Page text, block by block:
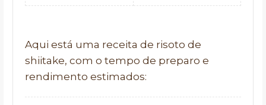
Aqui está uma receita de risoto de
shiitake, com o tempo de preparo e
rendimento estimados: